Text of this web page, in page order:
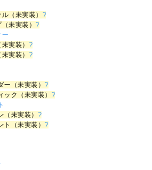
（未実装） ?
（未実装）?
ー
実装） ?
実装） ?
ー（未実装）?
ック（未実装） ?
（未実装） ?
ト（未実装）?